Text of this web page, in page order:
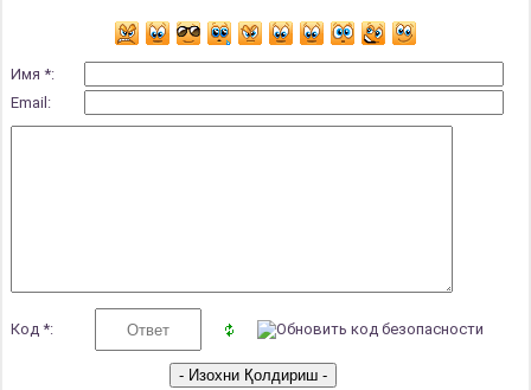
Имя *:
Email:
Код *: